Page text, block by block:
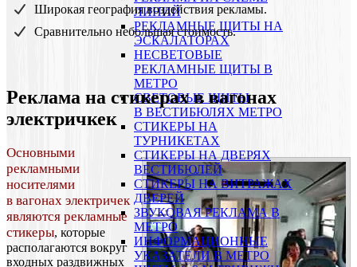
ЛИНИЙ
РЕКЛАМНЫЕ ЩИТЫ НА
ЭСКАЛАТОРАХ
НЕСВЕТОВЫЕ
РЕКЛАМНЫЕ ЩИТЫ В
МЕТРО
СВЕТОВЫЕ ЩИТЫ
В ВЕСТИБЮЛЯХ МЕТРО
СТИКЕРЫ НА
ТУРНИКЕТАХ
CТИКЕРЫ НА ДВЕРЯХ
ВЕСТИБЮЛЕЙ
CТИКЕРЫ НА ВИТРАЖАХ
ДВЕРЕЙ
ЗВУКОВАЯ РЕКЛАМА В
МЕТРО
ИНФОРМАЦИОННЫЕ
УКАЗАТЕЛИ В МЕТРО
Широкая география воздействия рекламы.
Сравнительно небольшая стоимость.
Реклама на стикерах в вагонах
электричкек
Основными
рекламными
носителями
в вагонах электричек
являются рекламные
стикеры, которые
располагаются вокруг
входных раздвижных